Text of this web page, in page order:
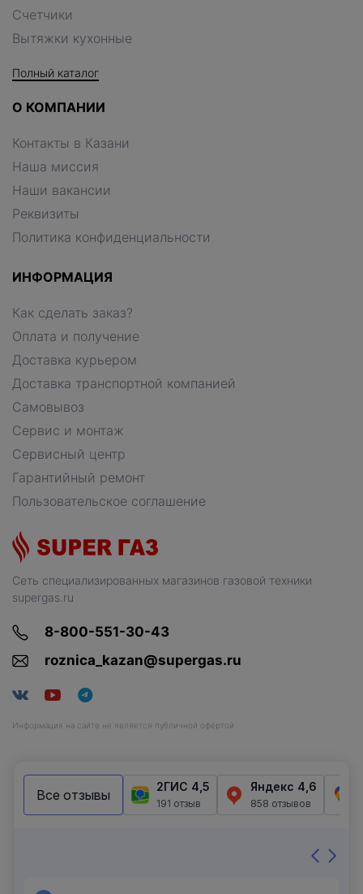
Сеть специализированных магазинов газовой техники
supergas.ru
8-800-551-30-43
roznica_kazan@supergas.ru
Информация на сайте не является публичной офертой
Счетчики
Вытяжки кухонные
Полный каталог
О КОМПАНИИ
Контакты в Казани
Наша миссия
Наши вакансии
Реквизиты
Политика конфиденциальности
ИНФОРМАЦИЯ
Как сделать заказ?
Оплата и получение
Доставка курьером
Доставка транспортной компанией
Самовывоз
Сервис и монтаж
Сервисный центр
Гарантийный ремонт
Пользовательское соглашение